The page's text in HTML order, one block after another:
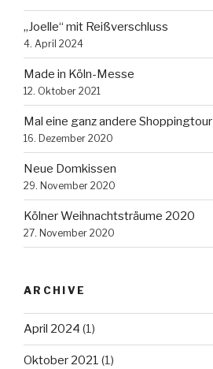
„Joelle“ mit Reißverschluss
4. April 2024
Made in Köln-Messe
12. Oktober 2021
Mal eine ganz andere Shoppingtour
16. Dezember 2020
Neue Domkissen
29. November 2020
Kölner Weihnachtsträume 2020
27. November 2020
ARCHIVE
April 2024 (1)
Oktober 2021 (1)